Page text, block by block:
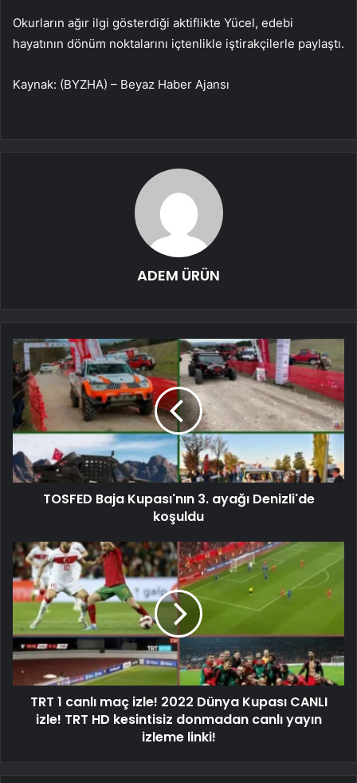
Okurların ağır ilgi gösterdiği aktiflikte Yücel, edebi
hayatının dönüm noktalarını içtenlikle iştirakçilerle paylaştı.
Kaynak: (BYZHA) – Beyaz Haber Ajansı
ADEM ÜRÜN
TOSFED Baja Kupası'nın 3. ayağı Denizli'de
koşuldu
TRT 1 canlı maç izle! 2022 Dünya Kupası CANLI
izle! TRT HD kesintisiz donmadan canlı yayın
izleme linki!